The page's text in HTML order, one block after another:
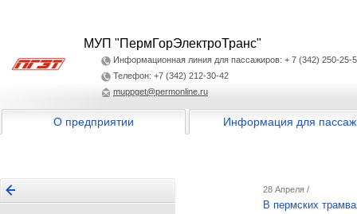
МУП "ПермГорЭлектроТранс"
Информационная линия для пассажиров: + 7 (342) 250-25-
Телефон: +7 (342) 212-30-42
muppget@permonline.ru
О предприятии Информация для
28 Апреля /
В пермских